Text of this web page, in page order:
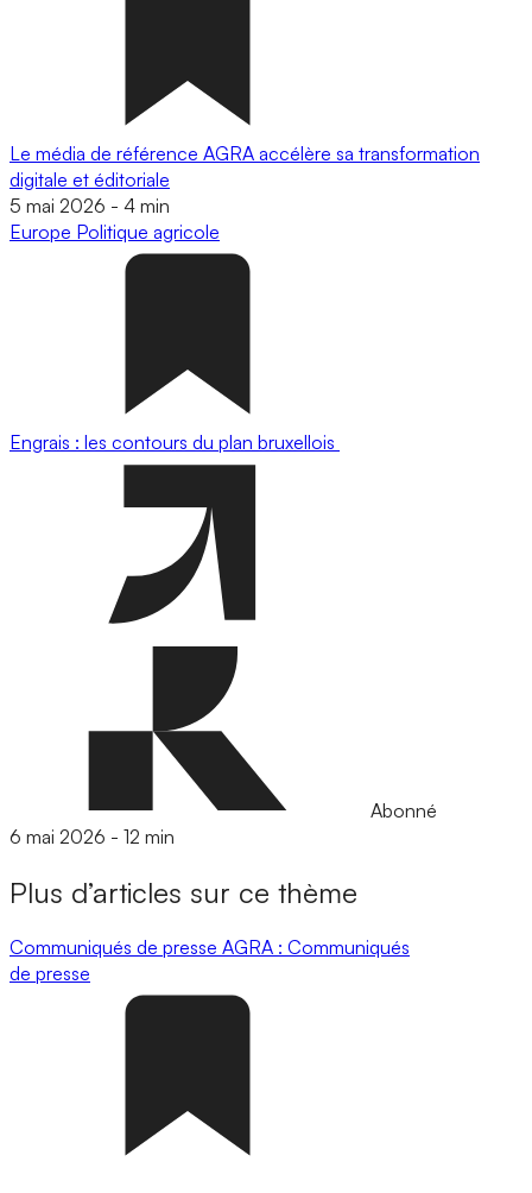
Le média de référence AGRA accélère sa transformation
digitale et éditoriale
5 mai 2026 - 4 min
Europe Politique agricole
Engrais : les contours du plan bruxellois
Abonné
6 mai 2026 - 12 min
Plus d’articles sur ce thème
Communiqués de presse AGRA : Communiqués
de presse